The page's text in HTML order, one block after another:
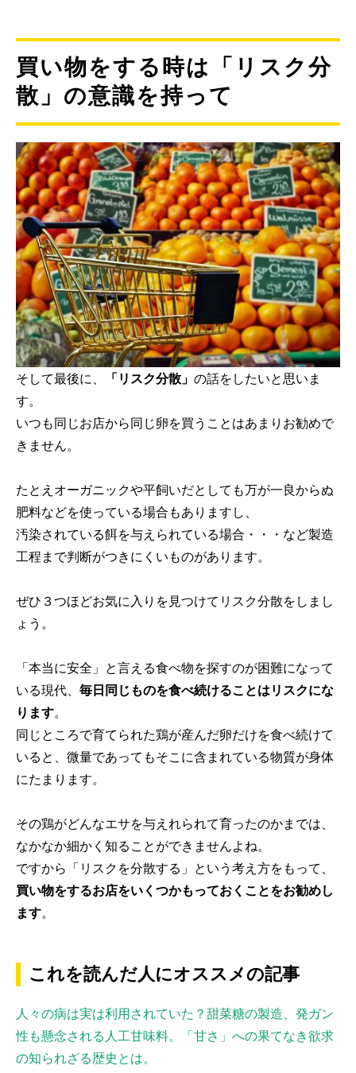
買い物をする時は「リスク分
散」の意識を持って
そして最後に、 「リスク分散」 の話をしたいと思いま
す。
いつも同じお店から同じ卵を買うことはあまりお勧めで
きません。
たとえオーガニックや平飼いだとしても万が一良からぬ
肥料などを使っている場合もありますし、
汚染されている餌を与えられている場合・・・など製造
工程まで判断がつきにくいものがあります。
ぜひ３つほどお気に入りを見つけてリスク分散をしまし
ょう。
「本当に安全」と言える食べ物を探すのが困難になって
いる現代、 毎日同じものを食べ続けることはリスクにな
ります。
同じところで育てられた鶏が産んだ卵だけを食べ続けて
いると、微量であってもそこに含まれている物質が身体
にたまります。
その鶏がどんなエサを与えれられて育ったのかまでは、
なかなか細かく知ることができませんよね。
ですから「リスクを分散する」という考え方をもって、
買い物をするお店をいくつかもっておくことをお勧めし
ます。
これを読んだ人にオススメの記事
人々の病は実は利用されていた？甜菜糖の製造、発ガン
性も懸念される人工甘味料。「甘さ」への果てなき欲求
の知られざる歴史とは。